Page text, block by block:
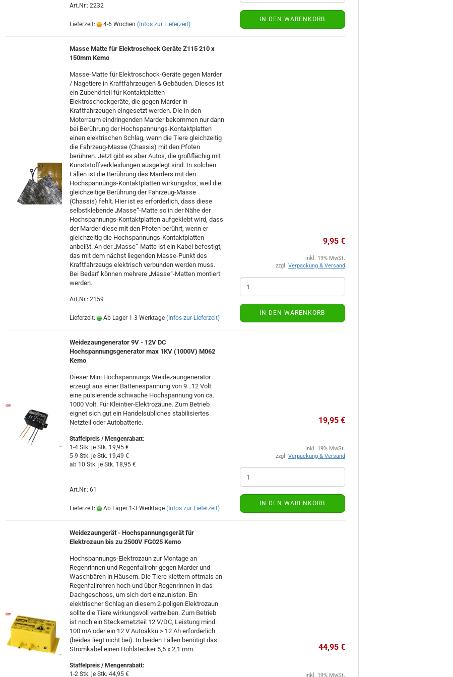
Art.Nr.: 2232
Lieferzeit: 4-6 Wochen (Infos zur Lieferzeit)
IN DEN WARENKORB
Masse Matte für Elektroschock Geräte Z115 210 x
150mm Kemo
Masse-Matte für Elektroschock-Geräte gegen Marder
/ Nagetiere in Kraftfahrzeugen & Gebäuden. Dieses ist
ein Zubehörteil für Kontaktplatten-
Elektroschockgeräte, die gegen Marder in
Kraftfahrzeugen eingesetzt werden. Die in den
Motorraum eindringenden Marder bekommen nur dann
bei Berührung der Hochspannungs-Kontaktplatten
einen elektrischen Schlag, wenn die Tiere gleichzeitig
die Fahrzeug-Masse (Chassis) mit den Pfoten
berühren. Jetzt gibt es aber Autos, die großflächig mit
Kunststoffverkleidungen ausgelegt sind. In solchen
Fällen ist die Berührung des Marders mit den
Hochspannungs-Kontaktplatten wirkungslos, weil die
gleichzeitige Berührung der Fahrzeug-Masse
(Chassis) fehlt. Hier ist es erforderlich, dass diese
selbstklebende „Masse“-Matte so in der Nähe der
Hochspannungs-Kontaktplatten aufgeklebt wird, dass
der Marder diese mit den Pfoten berührt, wenn er
gleichzeitig die Hochspannungs-Kontaktplatten
anbeißt. An der „Masse“-Matte ist ein Kabel befestigt,
das mit dem nächst liegenden Masse-Punkt des
Kraftfahrzeugs elektrisch verbunden werden muss.
Bei Bedarf können mehrere „Masse“-Matten montiert
werden.
Art.Nr.: 2159
Lieferzeit: Ab Lager 1-3 Werktage (Infos zur Lieferzeit)
9,95 €
inkl. 19% MwSt.
zzgl. Verpackung & Versand
IN DEN WARENKORB
Weidezaungenerator 9V - 12V DC
Hochspannungsgenerator max 1KV (1000V) M062
Kemo
Dieser Mini Hochspannungs Weidezaungenerator
erzeugt aus einer Batteriespannung von 9...12 Volt
eine pulsierende schwache Hochspannung von ca.
1000 Volt. Für Kleintier-Elektrozäune. Zum Betrieb
eignet sich gut ein Handelsübliches stabilisiertes
Netzteil oder Autobatterie.
Staffelpreis / Mengenrabatt:
1-4 Stk. je Stk. 19,95 €
5-9 Stk. je Stk. 19,49 €
ab 10 Stk. je Stk. 18,95 €
Art.Nr.: 61
Lieferzeit: Ab Lager 1-3 Werktage (Infos zur Lieferzeit)
19,95 €
inkl. 19% MwSt.
zzgl. Verpackung & Versand
IN DEN WARENKORB
Weidezaungerät - Hochspannungsgerät für
Elektrozaun bis zu 2500V FG025 Kemo
Hochspannungs-Elektrozaun zur Montage an
Regenrinnen und Regenfallrohr gegen Marder und
Waschbären in Häusern. Die Tiere klettern oftmals an
Regenfallrohren hoch und über Regenrinnen in das
Dachgeschoss, um sich dort einzunisten. Ein
elektrischer Schlag an diesem 2-poligen Elektrozaun
sollte die Tiere wirkungsvoll vertreiben. Zum Betrieb
ist noch ein Steckernetzteil 12 V/DC, Leistung mind.
100 mA oder ein 12 V Autoakku > 12 Ah erforderlich
(beides liegt nicht bei). In beiden Fällen benötigt das
Stromkabel einen Hohlstecker 5,5 x 2,1 mm.
Staffelpreis / Mengenrabatt:
1-2 Stk. je Stk. 44,95 €
44,95 €
inkl. 19% MwSt.